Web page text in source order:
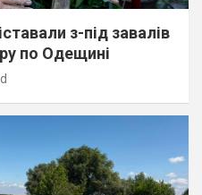
з-під завалів
по Одещині